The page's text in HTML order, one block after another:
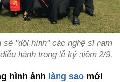
sẻ "đội hình" các nghệ sĩ nam
hành trong lễ kỷ niệm 2/9.
hình ảnh làng saomới